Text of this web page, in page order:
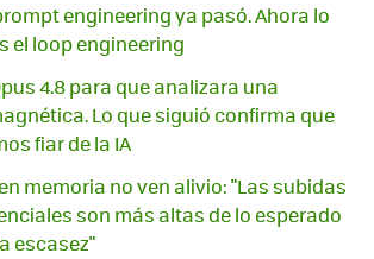
engineering ya pasó. Ahora lo
el loop engineering
4.8 para que analizara una
Lo que siguió confirma que
fiar de la IA
memoria no ven alivio: "Las subidas
son más altas de lo esperado
escasez"